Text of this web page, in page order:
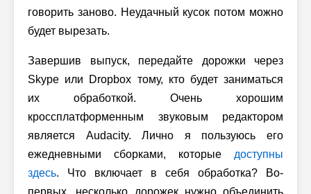
говорить заново. Неудачный кусок потом можно
будет вырезать.
Завершив выпуск, передайте дорожки через
Skype или Dropbox тому, кто будет заниматься
их обработкой. Очень хорошим
кроссплатформенным звуковым редактором
является Audacity. Лично я пользуюсь его
ежедневными сборками, которые доступны
здесь. Что включает в себя обработка? Во-
первых, несколько дорожек нужно объединить